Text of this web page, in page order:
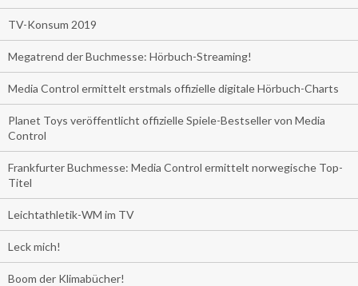
TV-Konsum 2019
Megatrend der Buchmesse: Hörbuch-Streaming!
Media Control ermittelt erstmals offizielle digitale Hörbuch-Charts
Planet Toys veröffentlicht offizielle Spiele-Bestseller von Media
Control
Frankfurter Buchmesse: Media Control ermittelt norwegische Top-
Titel
Leichtathletik-WM im TV
Leck mich!
Boom der Klimabücher!